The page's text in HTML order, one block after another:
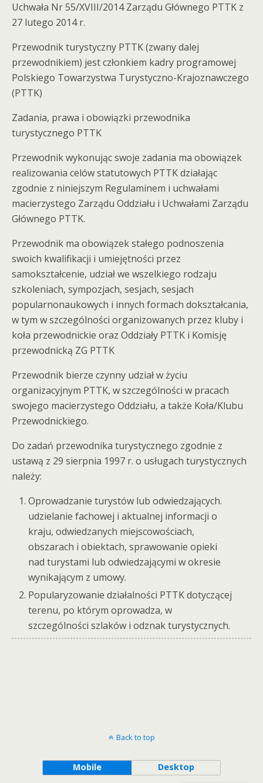
Uchwała Nr 55/XVIII/2014 Zarządu Głównego PTTK z
27 lutego 2014 r.
Przewodnik turystyczny PTTK (zwany dalej
przewodnikiem) jest członkiem kadry programowej
Polskiego Towarzystwa Turystyczno-Krajoznawczego
(PTTK)
Zadania, prawa i obowiązki przewodnika
turystycznego PTTK
Przewodnik wykonując swoje zadania ma obowiązek
realizowania celów statutowych PTTK działając
zgodnie z niniejszym Regulaminem i uchwałami
macierzystego Zarządu Oddziału i Uchwałami Zarządu
Głównego PTTK.
Przewodnik ma obowiązek stałego podnoszenia
swoich kwalifikacji i umiejętności przez
samokształcenie, udział we wszelkiego rodzaju
szkoleniach, sympozjach, sesjach, sesjach
popularnonaukowych i innych formach dokształcania,
w tym w szczególności organizowanych przez kluby i
koła przewodnickie oraz Oddziały PTTK i Komisję
przewodnicką ZG PTTK
Przewodnik bierze czynny udział w życiu
organizacyjnym PTTK, w szczególności w pracach
swojego macierzystego Oddziału, a także Koła/Klubu
Przewodnickiego.
Do zadań przewodnika turystycznego zgodnie z
ustawą z 29 sierpnia 1997 r. o usługach turystycznych
należy:
Oprowadzanie turystów lub odwiedzających.
udzielanie fachowej i aktualnej informacji o
kraju, odwiedzanych miejscowościach,
obszarach i obiektach, sprawowanie opieki
nad turystami lub odwiedzającymi w okresie
wynikającym z umowy.
Popularyzowanie działalności PTTK dotyczącej
terenu, po którym oprowadza, w
szczególności szlaków i odznak turystycznych.
Back to top
Mobile Desktop